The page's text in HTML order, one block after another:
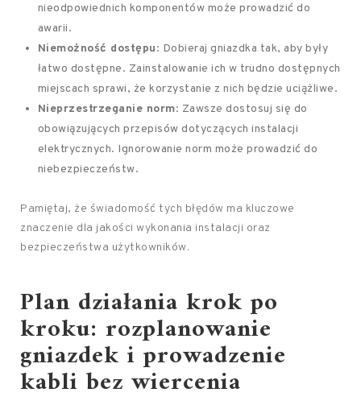
nieodpowiednich komponentów może prowadzić do
awarii.
Niemożność dostępu: Dobieraj gniazdka tak, aby były
łatwo dostępne. Zainstalowanie ich w trudno dostępnych
miejscach sprawi, że korzystanie z nich będzie uciążliwe.
Nieprzestrzeganie norm: Zawsze dostosuj się do
obowiązujących przepisów dotyczących instalacji
elektrycznych. Ignorowanie norm może prowadzić do
niebezpieczeństw.
Pamiętaj, że świadomość tych błędów ma kluczowe
znaczenie dla jakości wykonania instalacji oraz
bezpieczeństwa użytkowników.
Plan działania krok po
kroku: rozplanowanie
gniazdek i prowadzenie
kabli bez wiercenia